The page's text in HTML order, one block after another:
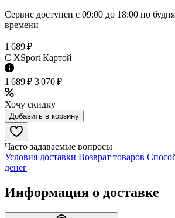
Сервис доступен с 09:00 до 18:00 по
времени
1 689 ₽
C XSport Картой
1 689 ₽ 3 070 ₽
Хочу скидку
Добавить в корзину
Часто задаваемые вопросы
Условия доставки Возврат товаров
денег
Информация о доставке